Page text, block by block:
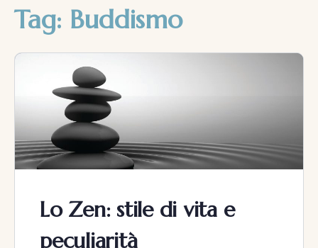
Tag: Buddismo
Lo Zen: stile di vita e
peculiarità